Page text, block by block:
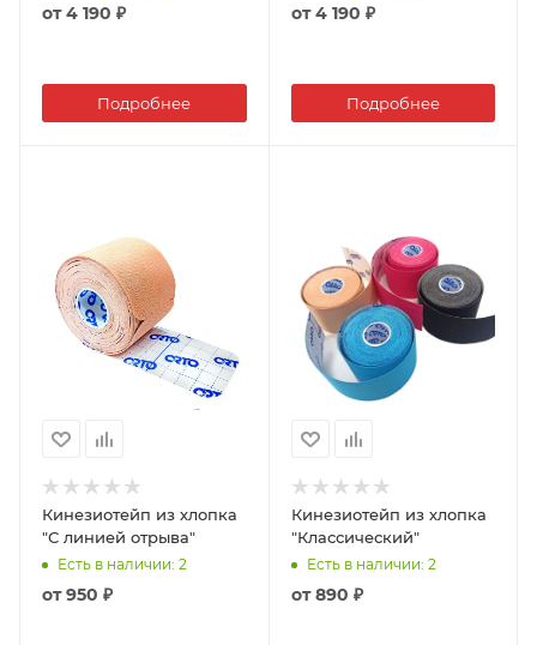
от4 190 ₽
Подробнее
от4 190 ₽
Подробнее
Кинезиотейп из хлопка
"С линией отрыва"
Есть в наличии: 2
от950 ₽
Кинезиотейп из хлопка
"Классический"
Есть в наличии: 2
от890 ₽